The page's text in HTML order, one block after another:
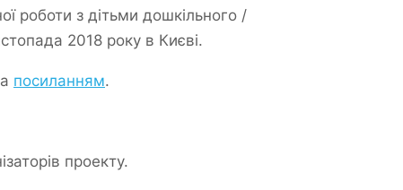
роботи з дітьми дошкільного /
2018 року в Києві.
посиланням.
проекту.